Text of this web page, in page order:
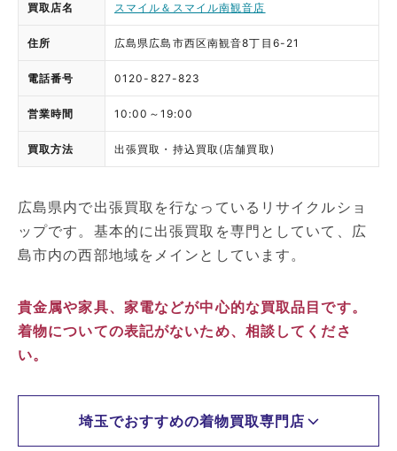
買取店名 スマイル＆スマイル南観音店
住所 広島県広島市西区南観音8丁目6-21
電話番号 0120-827-823
営業時間 10:00～19:00
買取方法 出張買取・持込買取(店舗買取)
広島県内で出張買取を行なっているリサイクルショ
ップです。基本的に出張買取を専門としていて、広
島市内の西部地域をメインとしています。
貴金属や家具、家電などが中心的な買取品目です。
着物についての表記がないため、相談してくださ
い。
埼玉でおすすめの着物買取専門店